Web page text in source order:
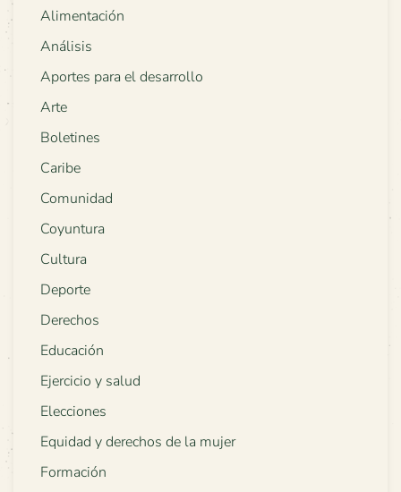
Alimentación
Análisis
Aportes para el desarrollo
Arte
Boletines
Caribe
Comunidad
Coyuntura
Cultura
Deporte
Derechos
Educación
Ejercicio y salud
Elecciones
Equidad y derechos de la mujer
Formación